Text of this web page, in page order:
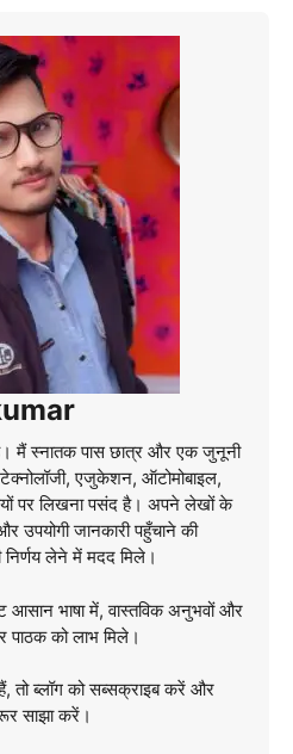
मैं स्नातक पास छात्र और एक जुनूनी
एजुकेशन, ऑटोमोबाइल,
पर लिखना पसंद है। अपने लेखों के
उपयोगी जानकारी पहुँचाने की
निर्णय लेने में मदद मिले।
आसान भाषा में, वास्तविक अनुभवों और
पाठक को लाभ मिले।
ब्लॉग को सब्सक्राइब करें और
साझा करें।